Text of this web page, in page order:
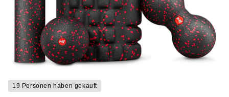
19 Personen haben gekauft